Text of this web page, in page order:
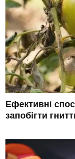
Ефективні
запобігти